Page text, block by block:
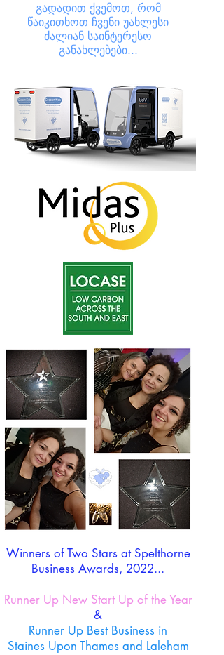
გადადით ქვემოთ, რომ
წაიკითხოთ ჩვენი უახლესი
ძალიან საინტერესო
განახლებები...
Winners of Two Stars at Spelthorne
Business Awards, 2022...
Runner Up New Start Up of the Year
&
Runner Up Best Business in
Staines Upon Thames and Laleham